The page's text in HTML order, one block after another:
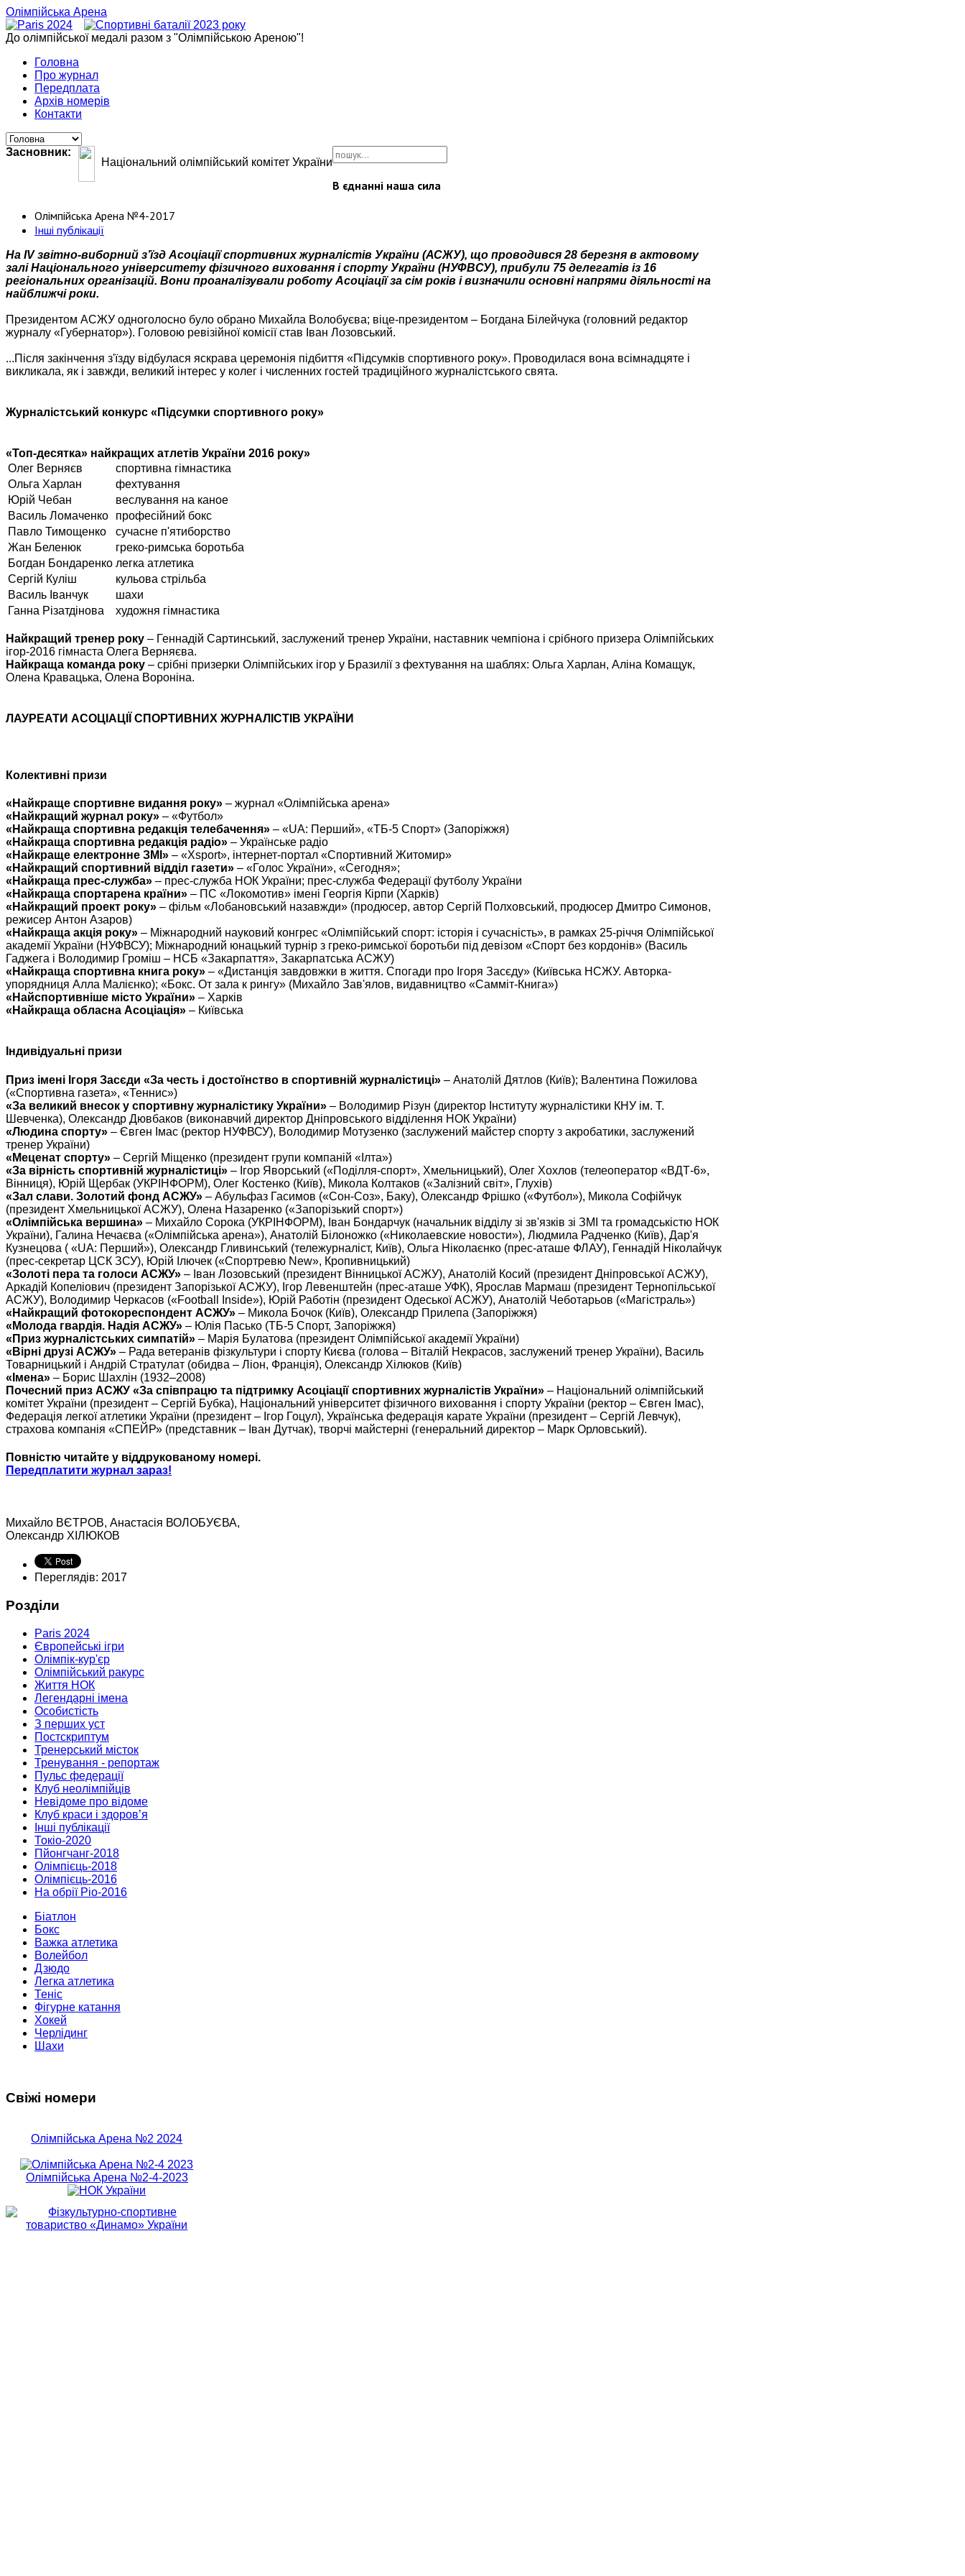
Олімпійська Арена
До олімпійської медалі разом з "Олімпійською Ареною"!
Головна
Про журнал
Передплата
Архів номерів
Контакти
Засновник:
Національний олімпійський комітет України
В єднанні наша сила
Олімпійська Арена №4-2017
Інші публікації
На IV звітно-виборний з’їзд Асоціації спортивних журналістів України (АСЖУ), що проводився 28 березня в актовому
залі Національного університету фізичного виховання і спорту України (НУФВСУ), прибули 75 делегатів із 16
регіональних організацій. Вони проаналізували роботу Асоціації за сім років і визначили основні напрями діяльності на
найближчі роки.
Президентом АСЖУ одноголосно було обрано Михайла Волобуєва; віце-президентом – Богдана Білейчука (головний редактор
журналу «Губернатор»). Головою ревізійної комісії став Іван Лозовський.
...Після закінчення з'їзду відбулася яскрава церемонія підбиття «Підсумків спортивного року». Проводилася вона всімнадцяте і
викликала, як і завжди, великий інтерес у колег і численних гостей традиційного журналістського свята.
Журналістський конкурс «Підсумки спортивного року»
«Топ-десятка» найкращих атлетів України 2016 року»
Олег Верняєв
спортивна гімнастика
Ольга Харлан
фехтування
Юрій Чебан
веслування на каное
Василь Ломаченко
професійний бокс
Павло Тимощенко
сучасне п'ятиборство
Жан Беленюк
греко-римська боротьба
Богдан Бондаренко легка атлетика
Сергій Куліш
кульова стрільба
Василь Іванчук
шахи
Ганна Різатдінова
художня гімнастика
Найкращий тренер року – Геннадій Сартинський, заслужений тренер України, наставник чемпіона і срібного призера Олімпійських
ігор-2016 гімнаста Олега Верняєва.
Найкраща команда року – срібні призерки Олімпійських ігор у Бразилії з фехтування на шаблях: Ольга Харлан, Аліна Комащук,
Олена Кравацька, Олена Вороніна.
ЛАУРЕАТИ АСОЦІАЦІЇ СПОРТИВНИХ ЖУРНАЛІСТІВ УКРАЇНИ
Колективні призи
«Найкраще спортивне видання року» – журнал «Олімпійська арена»
«Найкращий журнал року» – «Футбол»
«Найкраща спортивна редакція телебачення» – «UA: Перший», «ТБ-5 Спорт» (Запоріжжя)
«Найкраща спортивна редакція радіо» – Українське радіо
«Найкраще електронне ЗМІ» – «Xsport», інтернет-портал «Спортивний Житомир»
«Найкращий спортивний відділ газети» – «Голос України», «Сегодня»;
«Найкраща прес-служба» – прес-служба НОК України; прес-служба Федерації футболу України
«Найкраща спортарена країни» – ПС «Локомотив» імені Георгія Кірпи (Харків)
«Найкращий проект року» – фільм «Лобановський назавжди» (продюсер, автор Сергій Полховський, продюсер Дмитро Симонов,
режисер Антон Азаров)
«Найкраща акція року» – Міжнародний науковий конгрес «Олімпійський спорт: історія і сучасність», в рамках 25-річчя Олімпійської
академії України (НУФВСУ); Міжнародний юнацький турнір з греко-римської боротьби під девізом «Спорт без кордонів» (Василь
Гаджега і Володимир Громіш – НСБ «Закарпаття», Закарпатська АСЖУ)
«Найкраща спортивна книга року» – «Дистанція завдовжки в життя. Спогади про Ігоря Засєду» (Київська НСЖУ. Авторка-
упорядниця Алла Малієнко); «Бокс. От зала к рингу» (Михайло Зав'ялов, видавництво «Самміт-Книга»)
«Найспортивніше місто України» – Харків
«Найкраща обласна Асоціація» – Київська
Індивідуальні призи
Приз імені Ігоря Засєди «За честь і достоїнство в спортивній журналістиці» – Анатолій Дятлов (Київ); Валентина Пожилова
(«Спортивна газета», «Теннис»)
«За великий внесок у спортивну журналістику України» – Володимир Різун (директор Інституту журналістики КНУ ім. Т.
Шевченка), Олександр Дювбаков (виконавчий директор Дніпровського відділення НОК України)
«Людина спорту» – Євген Імас (ректор НУФВСУ), Володимир Мотузенко (заслужений майстер спорту з акробатики, заслужений
тренер України)
«Меценат спорту» – Сергій Міщенко (президент групи компаній «Ілта»)
«За вірність спортивній журналістиці» – Ігор Яворський («Поділля-спорт», Хмельницький), Олег Хохлов (телеоператор «ВДТ-6»,
Вінниця), Юрій Щербак (УКРІНФОРМ), Олег Костенко (Київ), Микола Колтаков («Залізний світ», Глухів)
«Зал слави. Золотий фонд АСЖУ» – Абульфаз Гасимов («Сон-Соз», Баку), Олександр Фрішко («Футбол»), Микола Софійчук
(президент Хмельницької АСЖУ), Олена Назаренко («Запорізький спорт»)
«Олімпійська вершина» – Михайло Сорока (УКРІНФОРМ), Іван Бондарчук (начальник відділу зі зв'язків зі ЗМІ та громадськістю НОК
України), Галина Нечаєва («Олімпійська арена»), Анатолій Білоножко («Николаевские новости»), Людмила Радченко (Київ), Дар'я
Кузнецова ( «UA: Перший»), Олександр Гливинський (тележурналіст, Київ), Ольга Ніколаєнко (прес-аташе ФЛАУ), Геннадій Ніколайчук
(прес-секретар ЦСК ЗСУ), Юрій Ілючек («Спортревю New», Кропивницький)
«Золоті пера та голоси АСЖУ» – Іван Лозовський (президент Вінницької АСЖУ), Анатолій Косий (президент Дніпровської АСЖУ),
Аркадій Копеліович (президент Запорізької АСЖУ), Ігор Левенштейн (прес-аташе УФК), Ярослав Мармаш (президент Тернопільської
АСЖУ), Володимир Черкасов («Football Inside»), Юрій Работін (президент Одеської АСЖУ), Анатолій Чеботарьов («Магістраль»)
«Найкращий фотокореспондент АСЖУ» – Микола Бочок (Київ), Олександр Прилепа (Запоріжжя)
«Молода гвардія. Надія АСЖУ» – Юлія Пасько (ТБ-5 Спорт, Запоріжжя)
«Приз журналістських симпатій» – Марія Булатова (президент Олімпійської академії України)
«Вірні друзі АСЖУ» – Рада ветеранів фізкультури і спорту Києва (голова – Віталій Некрасов, заслужений тренер України), Василь
Товарницький і Андрій Стратулат (обидва – Ліон, Франція), Олександр Хілюков (Київ)
«Імена» – Борис Шахлін (1932–2008)
Почесний приз АСЖУ «За співпрацю та підтримку Асоціації спортивних журналістів України» – Національний олімпійський
комітет України (президент – Сергій Бубка), Національний університет фізичного виховання і спорту України (ректор – Євген Імас),
Федерація легкої атлетики України (президент – Ігор Гоцул), Українська федерація карате України (президент – Сергій Левчук),
страхова компанія «СПЕЙР» (представник – Іван Дутчак), творчі майстерні (генеральний директор – Марк Орловський).
Повністю читайте у віддрукованому номері.
Передплатити журнал зараз!
Михайло ВЄТРОВ, Анастасія ВОЛОБУЄВА,
Олександр ХІЛЮКОВ
Переглядів: 2017
Розділи
Paris 2024
Європейські ігри
Олімпік-кур'єр
Олімпійський ракурс
Життя НОК
Легендарні імена
Особистість
З перших уст
Постскриптум
Тренерський місток
Тренування - репортаж
Пульс федерації
Клуб неолімпійців
Невідоме про відоме
Клуб краси і здоров’я
Інші публікації
Токіо-2020
Пйонгчанг-2018
Олімпієць-2018
Олімпієць-2016
На обрії Ріо-2016
Біатлон
Бокс
Важка атлетика
Волейбол
Дзюдо
Легка атлетика
Теніс
Фігурне катання
Хокей
Черлідинг
Шахи
Свіжі номери
Олімпійська Арена №2 2024
Олімпійська Арена №2-4-2023